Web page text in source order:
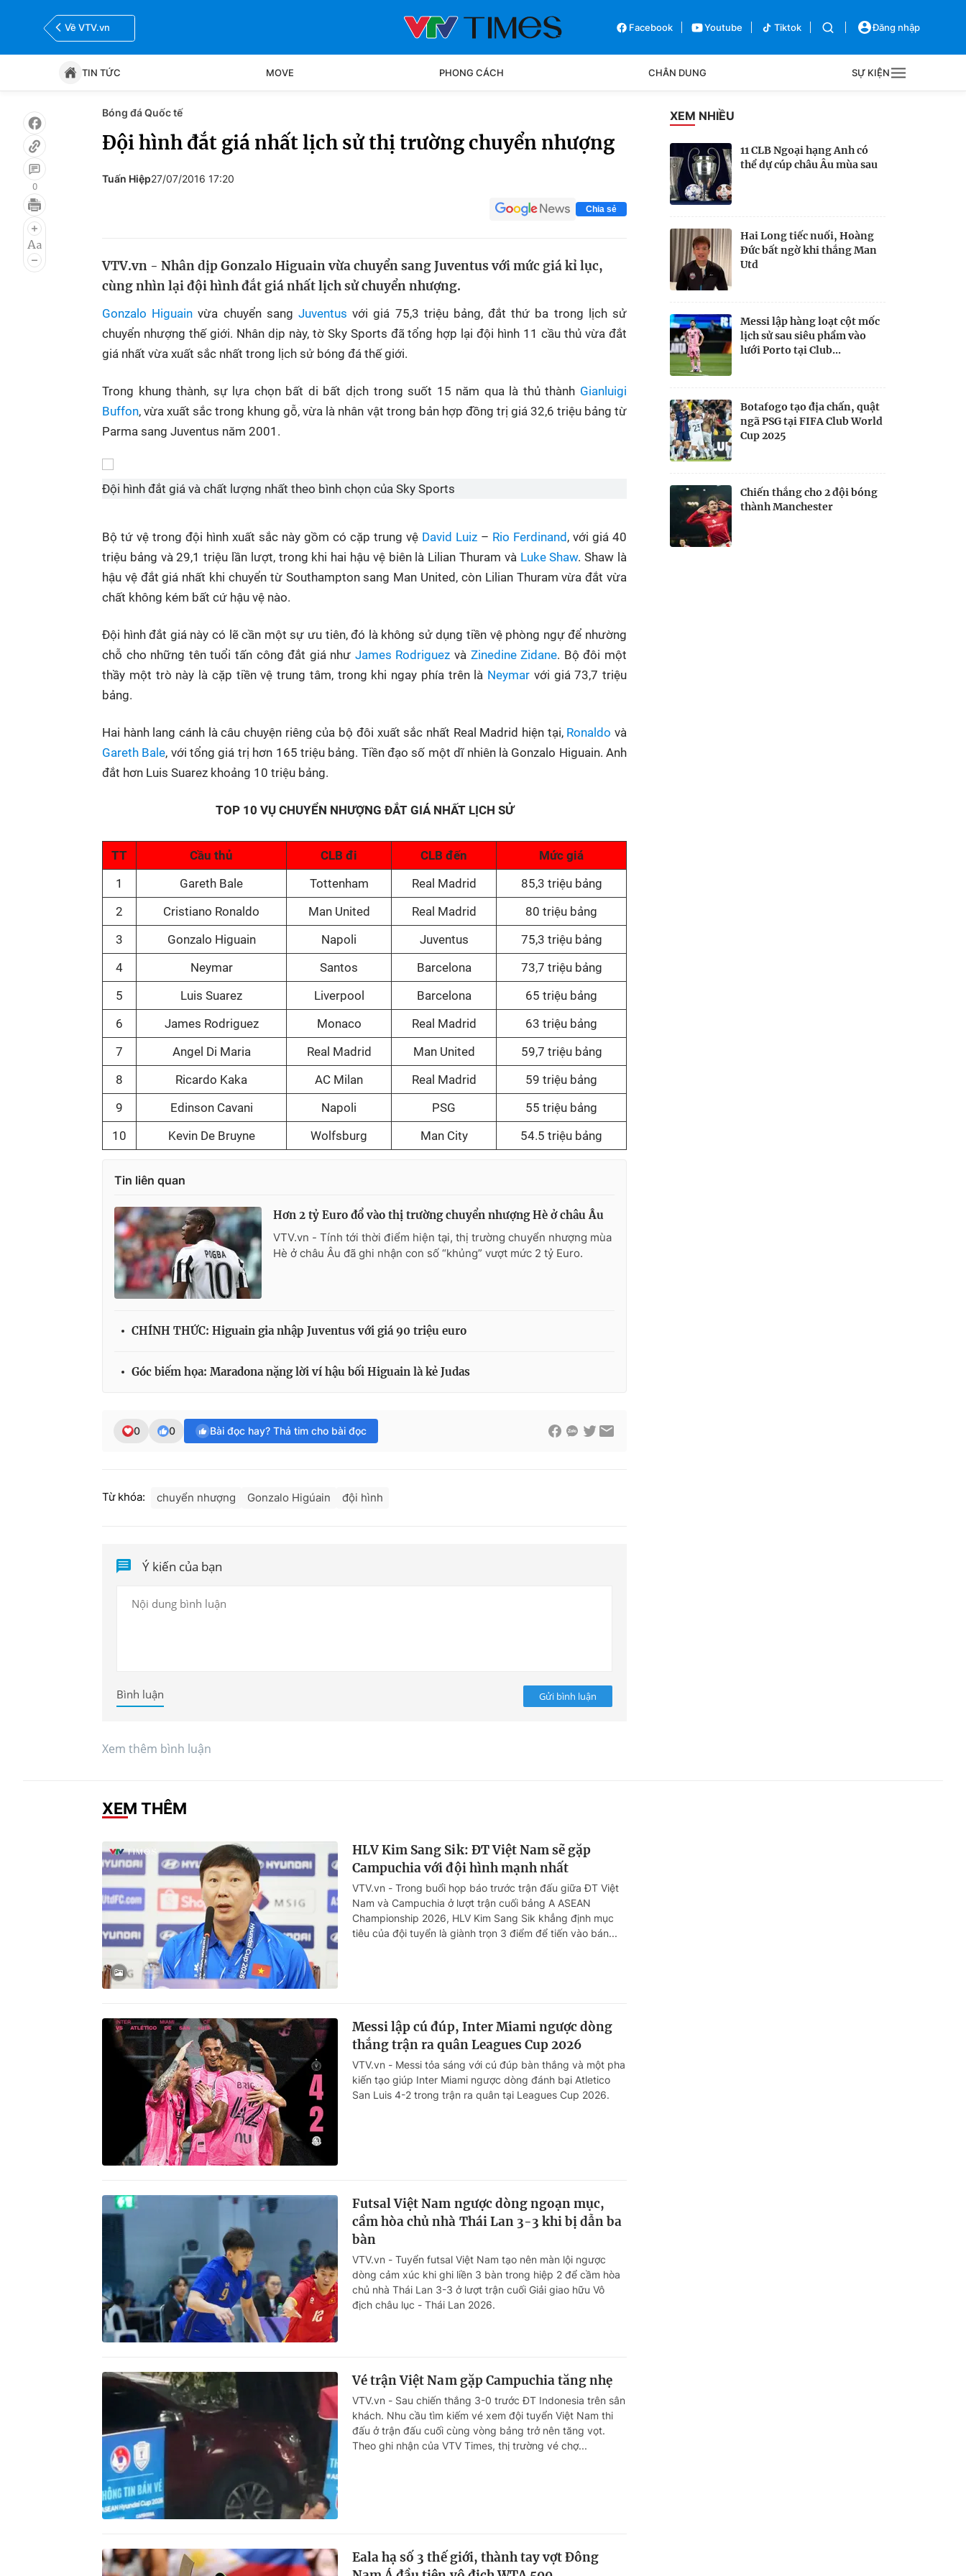
Về VTV.vn Facebook Youtube Tiktok Đăng nhập
TIN TỨC MOVE PHONG CÁCH CHÂN DUNG SỰ KIỆN
Tin tức
Bóng đá Bên lề
0
Bóng đá Quốc tế
Đội hình đắt giá nhất lịch sử thị trường chuyển nhượng
Tuấn Hiệp27/07/2016 17:20
Chia sẻ
VTV.vn - Nhân dịp Gonzalo Higuain vừa chuyển sang Juventus với mức giá kỉ lục,
cùng nhìn lại đội hình đắt giá nhất lịch sử chuyển nhượng.
Gonzalo Higuain vừa chuyển sang Juventus với giá 75,3 triệu bảng, đắt thứ ba trong lịch sử
chuyển nhượng thế giới. Nhân dịp này, tờ Sky Sports đã tổng hợp lại đội hình 11 cầu thủ vừa đắt
giá nhất vừa xuất sắc nhất trong lịch sử bóng đá thế giới.
Trong khung thành, sự lựa chọn bất di bất dịch trong suốt 15 năm qua là thủ thành Gianluigi
Buffon, vừa xuất sắc trong khung gỗ, vừa là nhân vật trong bản hợp đồng trị giá 32,6 triệu bảng từ
Parma sang Juventus năm 2001.
Đội hình đắt giá và chất lượng nhất theo bình chọn của Sky Sports
Bộ tứ vệ trong đội hình xuất sắc này gồm có cặp trung vệ David Luiz – Rio Ferdinand , với giá 40
triệu bảng và 29,1 triệu lần lượt, trong khi hai hậu vệ biên là Lilian Thuram và Luke Shaw. Shaw là
hậu vệ đắt giá nhất khi chuyển từ Southampton sang Man United, còn Lilian Thuram vừa đắt vừa
chất không kém bất cứ hậu vệ nào.
Đội hình đắt giá này có lẽ cần một sự ưu tiên, đó là không sử dụng tiền vệ phòng ngự để nhường
chỗ cho những tên tuổi tấn công đắt giá như James Rodriguez và Zinedine Zidane. Bộ đôi một
thầy một trò này là cặp tiền vệ trung tâm, trong khi ngay phía trên là Neymar với giá 73,7 triệu
bảng.
Hai hành lang cánh là câu chuyện riêng của bộ đôi xuất sắc nhất Real Madrid hiện tại, Ronaldo và
Gareth Bale, với tổng giá trị hơn 165 triệu bảng. Tiền đạo số một dĩ nhiên là Gonzalo Higuain. Anh
đắt hơn Luis Suarez khoảng 10 triệu bảng.
TOP 10 VỤ CHUYỂN NHƯỢNG ĐẮT GIÁ NHẤT LỊCH SỬ
TT Cầu thủ CLB đi CLB đến
Mức giá
1
Gareth Bale Tottenham Real Madrid
85,3 triệu bảng
2
Cristiano Ronaldo Man United Real Madrid
80 triệu bảng
3
Gonzalo Higuain Napoli Juventus
75,3 triệu bảng
4
Neymar Santos Barcelona
73,7 triệu bảng
5
Luis Suarez Liverpool Barcelona
65 triệu bảng
6
James Rodriguez Monaco Real Madrid
63 triệu bảng
7
Angel Di Maria Real Madrid Man United
59,7 triệu bảng
8
Ricardo Kaka AC Milan Real Madrid
59 triệu bảng
9
Edinson Cavani Napoli PSG
55 triệu bảng
10
Kevin De Bruyne Wolfsburg Man City 54.5 triệu bảng
Tin liên quan
Hơn 2 tỷ Euro đổ vào thị trường chuyển nhượng Hè ở châu Âu
VTV.vn - Tính tới thời điểm hiện tại, thị trường chuyển nhượng mùa
Hè ở châu Âu đã ghi nhận con số “khủng” vượt mức 2 tỷ Euro.
CHÍNH THỨC: Higuain gia nhập Juventus với giá 90 triệu euro
Góc biếm họa: Maradona nặng lời ví hậu bối Higuain là kẻ Judas
0 0 Bài đọc hay? Thả tim cho bài đọc
Từ khóa: chuyển nhượng Gonzalo Higúain đội hình
Ý kiến của bạn
Gửi bình luận
Bình luận
Xem thêm bình luận
XEM NHIỀU
11 CLB Ngoại hạng Anh có
thể dự cúp châu Âu mùa sau
Hai Long tiếc nuối, Hoàng
Đức bất ngờ khi thắng Man
Utd
Messi lập hàng loạt cột mốc
lịch sử sau siêu phẩm vào
lưới Porto tại Club...
Botafogo tạo địa chấn, quật
ngã PSG tại FIFA Club World
Cup 2025
Chiến thắng cho 2 đội bóng
thành Manchester
XEM THÊM
HLV Kim Sang Sik: ĐT Việt Nam sẽ gặp
Campuchia với đội hình mạnh nhất
VTV.vn - Trong buổi họp báo trước trận đấu giữa ĐT Việt
Nam và Campuchia ở lượt trận cuối bảng A ASEAN
Championship 2026, HLV Kim Sang Sik khẳng định mục
tiêu của đội tuyển là giành trọn 3 điểm để tiến vào bán...
Messi lập cú đúp, Inter Miami ngược dòng
thắng trận ra quân Leagues Cup 2026
VTV.vn - Messi tỏa sáng với cú đúp bàn thắng và một pha
kiến tạo giúp Inter Miami ngược dòng đánh bại Atletico
San Luis 4-2 trong trận ra quân tại Leagues Cup 2026.
Futsal Việt Nam ngược dòng ngoạn mục,
cầm hòa chủ nhà Thái Lan 3-3 khi bị dẫn ba
bàn
VTV.vn - Tuyển futsal Việt Nam tạo nên màn lội ngược
dòng cảm xúc khi ghi liền 3 bàn trong hiệp 2 để cầm hòa
chủ nhà Thái Lan 3-3 ở lượt trận cuối Giải giao hữu Vô
địch châu lục - Thái Lan 2026.
Vé trận Việt Nam gặp Campuchia tăng nhẹ
VTV.vn - Sau chiến thắng 3-0 trước ĐT Indonesia trên sân
khách. Nhu cầu tìm kiếm vé xem đội tuyển Việt Nam thi
đấu ở trận đấu cuối cùng vòng bảng trở nên tăng vọt.
Theo ghi nhận của VTV Times, thị trường vé chợ...
Eala hạ số 3 thế giới, thành tay vợt Đông